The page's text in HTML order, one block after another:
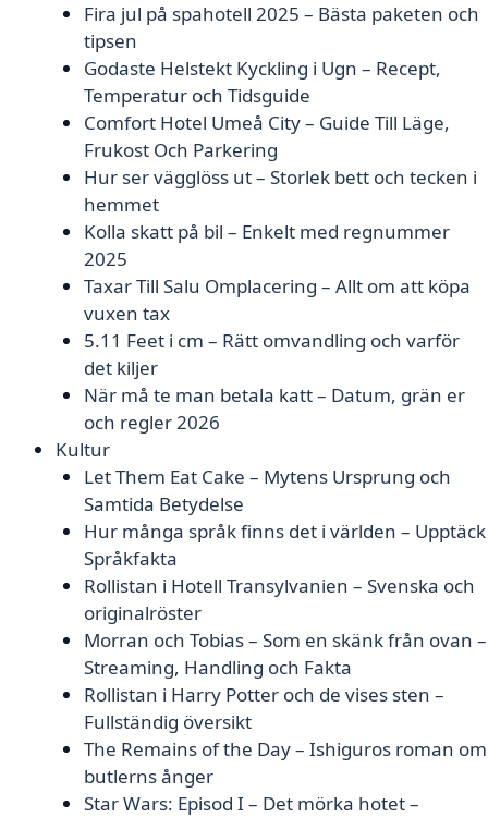
Fira jul på spahotell 2025 – Bästa paketen och
tipsen
Godaste Helstekt Kyckling i Ugn – Recept,
Temperatur och Tidsguide
Comfort Hotel Umeå City – Guide Till Läge,
Frukost Och Parkering
Hur ser vägglöss ut – Storlek bett och tecken i
hemmet
Kolla skatt på bil – Enkelt med regnummer
2025
Taxar Till Salu Omplacering – Allt om att köpa
vuxen tax
5.11 Feet i cm – Rätt omvandling och varför
det kiljer
När må te man betala katt – Datum, grän er
och regler 2026
Kultur
Let Them Eat Cake – Mytens Ursprung och
Samtida Betydelse
Hur många språk finns det i världen – Upptäck
Språkfakta
Rollistan i Hotell Transylvanien – Svenska och
originalröster
Morran och Tobias – Som en skänk från ovan –
Streaming, Handling och Fakta
Rollistan i Harry Potter och de vises sten –
Fullständig översikt
The Remains of the Day – Ishiguros roman om
butlerns ånger
Star Wars: Episod I – Det mörka hotet –